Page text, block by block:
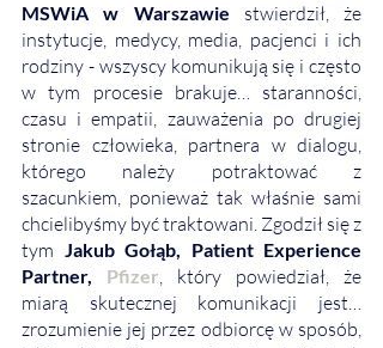
MSWiA w Warszawie
stwierdził, że
instytucje, medycy, media, pacjenci i ich
rodziny - wszyscy komunikują się i często
w tym procesie brakuje… staranności,
czasu i empatii, zauważenia po drugiej
stronie człowieka, partnera w dialogu,
którego należy potraktować z
szacunkiem, ponieważ tak właśnie sami
chcielibyśmy być traktowani. Zgodził się z
tym Jakub Gołąb, Patient Experience
Partner, Pfizer, który powiedział, że
miarą skutecznej komunikacji jest…
zrozumienie jej przez odbiorcę w sposób,